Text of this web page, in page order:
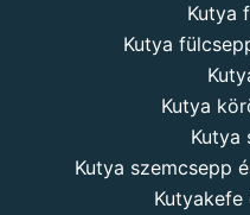
Kutya
Kutya
Kutya
Kutya
Kutya szemcsepp
Kutyakefe